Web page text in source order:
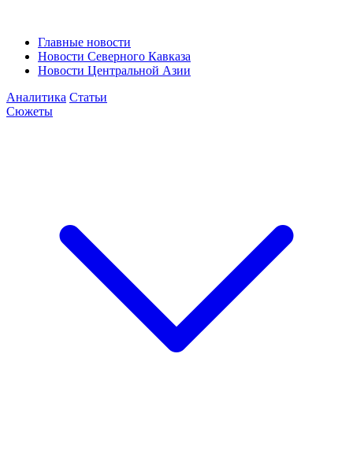
Главные новости
Новости Северного Кавказа
Новости Центральной Азии
Аналитика Статьи
Сюжеты